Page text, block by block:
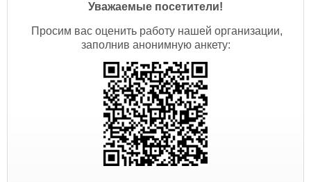
Уважаемые посетители!
Просим вас оценить работу нашей организации,
заполнив анонимную анкету: